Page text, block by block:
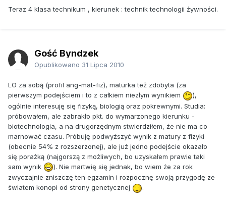
Teraz 4 klasa technikum , kierunek : technik technologii żywności.
Gość Byndzek
Opublikowano 31 Lipca 2010
LO za sobą (profil ang-mat-fiz), maturka też zdobyta (za
pierwszym podejściem i to z całkiem niezłym wynikiem
),
ogólnie interesuję się fizyką, biologią oraz pokrewnymi. Studia:
próbowałem, ale zabrakło pkt. do wymarzonego kierunku -
biotechnologia, a na drugorzędnym stwierdziłem, że nie ma co
marnować czasu. Próbuję podwyższyć wynik z matury z fizyki
(obecnie 54% z rozszerzonej), ale już jedno podejście okazało
się porażką (najgorszą z możliwych, bo uzyskałem prawie taki
sam wynik
). Nie martwię się jednak, bo wiem że za rok
zwyczajnie zniszczę ten egzamin i rozpocznę swoją przygodę ze
światem konopi od strony genetycznej
.